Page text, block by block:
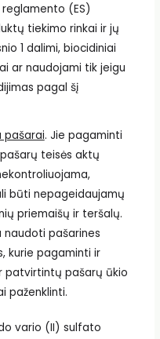
(ES)
tiekimo rinkai ir jų
1 dalimi, biocidiniai
ar naudojami tik jeigu
pagal šį
pašarai. Jie pagaminti
teisės aktų
būti nepageidaujamų
priemaišų ir teršalų.
pašarines
kurie pagaminti ir
patvirtintų pašarų ūkio
paženklinti.
vario (II) sulfato